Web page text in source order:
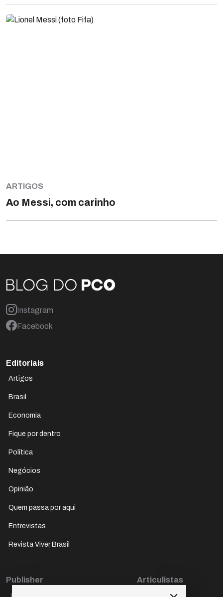
ARTIGOS
Ao Messi, com carinho
Instagram
Facebook
Editoriais
Artigos
Brasil
Economia
Fique por dentro
Política
Negócios
Opinião
Quem passa por aqui
Entrevistas
Revista Viver Brasil
Publisher
Articulistas